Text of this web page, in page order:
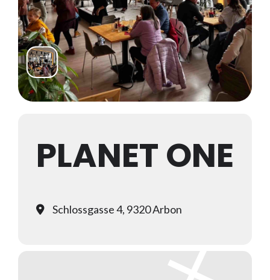
PLANET ONE
Schlossgasse 4, 9320 Arbon